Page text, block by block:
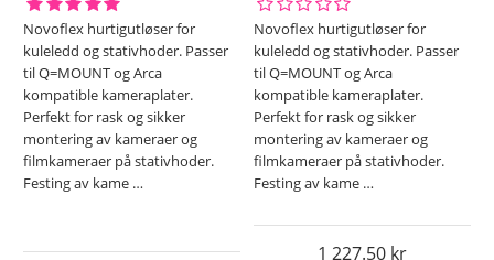
Novoflex hurtigutløser for
kuleledd og stativhoder. Passer
til Q=MOUNT og Arca
kompatible kameraplater.
Perfekt for rask og sikker
montering av kameraer og
filmkameraer på stativhoder.
Festing av kame …
Novoflex hurtigutløser for
kuleledd og stativhoder. Passer
til Q=MOUNT og Arca
kompatible kameraplater.
Perfekt for rask og sikker
montering av kameraer og
filmkameraer på stativhoder.
Festing av kame …
1 227.50